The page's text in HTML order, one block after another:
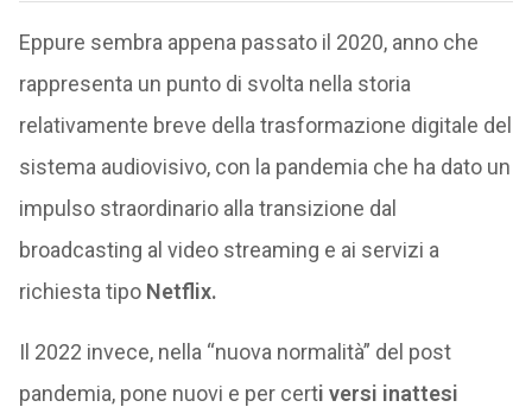
Eppure sembra appena passato il 2020, anno che
rappresenta un punto di svolta nella storia
relativamente breve della trasformazione digitale del
sistema audiovisivo, con la pandemia che ha dato un
impulso straordinario alla transizione dal
broadcasting al video streaming e ai servizi a
richiesta tipo Netflix.
Il 2022 invece, nella “nuova normalità” del post
pandemia, pone nuovi e per certi versi inattesi